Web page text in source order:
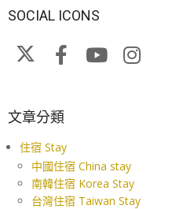
SOCIAL ICONS
文章分類
住宿 Stay
中國住宿 China stay
南韓住宿 Korea Stay
台灣住宿 Taiwan Stay